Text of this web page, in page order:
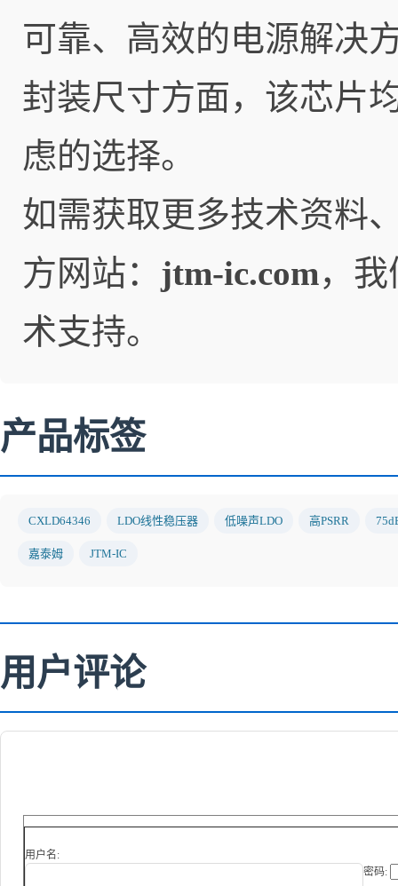
可靠、高效的电源解决
封装尺寸方面，该芯片
虑的选择。
如需获取更多技术资料
方网站： jtm-ic.com，
术支持。
产品标签
CXLD64346 LDO线性稳压器 低噪声LDO 高PSRR
嘉泰姆 JTM-IC
用户评论
用户名:
密码: